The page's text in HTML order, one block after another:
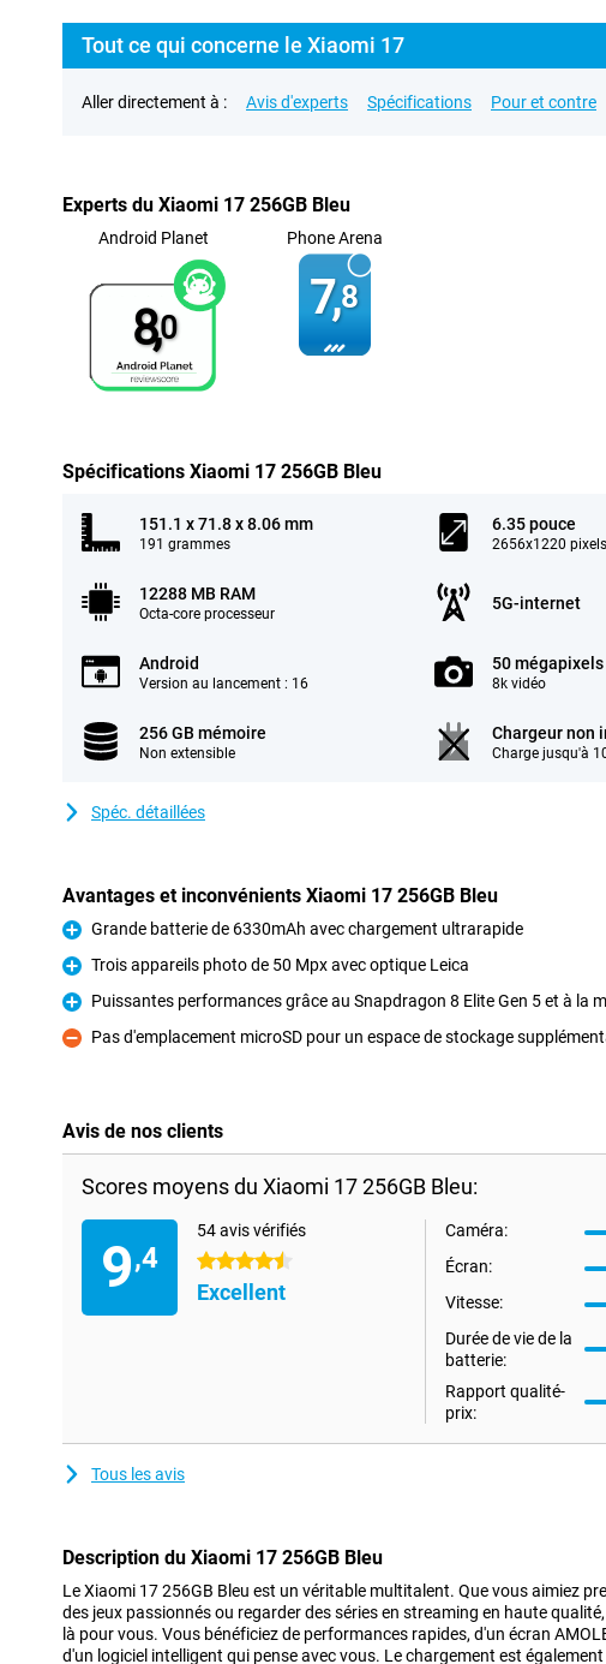
Tout ce qui concerne le Xiaomi 17
Aller directement à : Avis d'experts Spécifications Pour et contre
Experts du Xiaomi 17 256GB Bleu
Android Planet
8,0
Phone Arena
7,8
Spécifications Xiaomi 17 256GB Bleu
151.1 x 71.8 x 8.06 mm
191 grammes
6.35 pouce
2656x1220 pixels
12288 MB RAM
Octa-core processeur
5G-internet
Android
Version au lancement : 16
50 mégapixels
8k vidéo
256 GB mémoire
Non extensible
Chargeur non
Charge jusqu'à
Spéc. détaillées
Avantages et inconvénients Xiaomi 17 256GB Bleu
Pour
Grande batterie de 6330mAh avec chargement ultrarapide
Pour
Trois appareils photo de 50 Mpx avec optique Leica
Pour
Puissantes performances grâce au Snapdragon 8 Elite Gen 5 et à la
Contre
Pas d'emplacement microSD pour un espace de stockage
Avis de nos clients
Scores moyens du Xiaomi 17 256GB Bleu:
9,4
54 avis vérifiés
4.5 étoiles
Excellent
Caméra:
Écran:
Vitesse:
Durée de vie de la
batterie:
Rapport qualité-
prix:
Tous les avis
Description du Xiaomi 17 256GB Bleu
Le Xiaomi 17 256GB Bleu est un véritable multitalent. Que vous aimiez
des jeux passionnés ou regarder des séries en streaming en haute
là pour vous. Vous bénéficiez de performances rapides, d'un écran
d'un logiciel intelligent qui pense avec vous. Le chargement est